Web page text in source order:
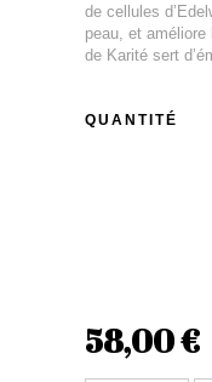
de cellules
peau, et améliore
de Karité sert
QUANTITÉ
58,00 €